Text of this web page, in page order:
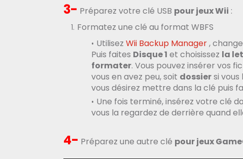
3- Préparez votre clé USB pour jeux Wii :
Formatez une clé au format WBFS
Utilisez Wii Backup Manager,
Puis faites Disque 1 et choisissez la
formater. Vous pouvez insérer vos
vous en avez peu, soit dossiersi
vous désirez mettre dans la clé puis
Une fois terminé, insérez votre clé
vous la regardez de derrière quand
4- Préparez une autre clé pour jeux